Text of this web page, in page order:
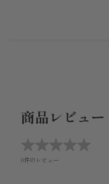
商品レビュー
★★★★★
★★★★★
0件のレビュー